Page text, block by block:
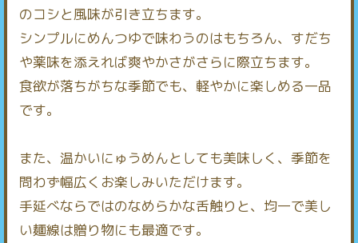
のコシと風味が引き立ちます。
シンプルにめんつゆで味わうのはもちろん、すだち
や薬味を添えれば爽やかさがさらに際立ちます。
食欲が落ちがちな季節でも、軽やかに楽しめる一品
です。
また、温かいにゅうめんとしても美味しく、季節を
問わず幅広くお楽しみいただけます。
手延べならではのなめらかな舌触りと、均一で美し
い麺線は贈り物にも最適です。